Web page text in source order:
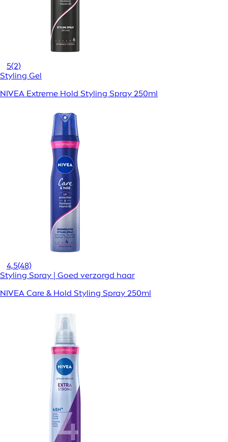
5(2)
Styling Gel
NIVEA Extreme Hold Styling Spray 250ml
4,5(48)
Styling Spray | Goed verzorgd haar
NIVEA Care & Hold Styling Spray 250ml